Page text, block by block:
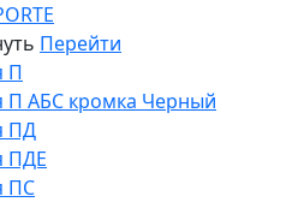
Перейти
П
П АБС кромка Черный
ПД
ПДЕ
ПС